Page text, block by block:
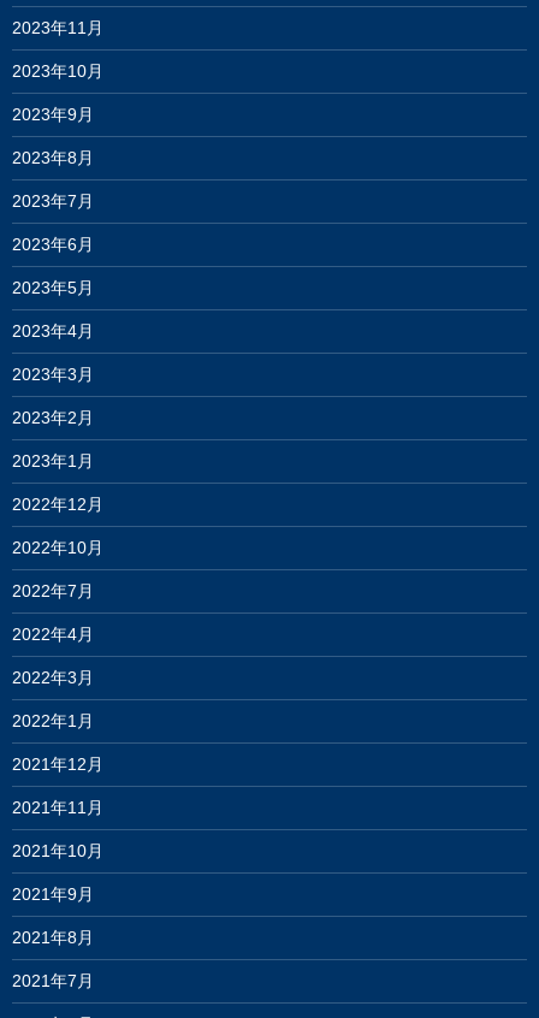
2023年11月
2023年10月
2023年9月
2023年8月
2023年7月
2023年6月
2023年5月
2023年4月
2023年3月
2023年2月
2023年1月
2022年12月
2022年10月
2022年7月
2022年4月
2022年3月
2022年1月
2021年12月
2021年11月
2021年10月
2021年9月
2021年8月
2021年7月